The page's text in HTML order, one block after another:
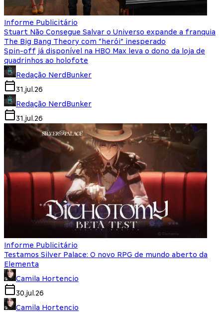
Informe Publicitário
Stuart Não Consegue Salvar o Universo expande a franquia
The Big Bang Theory com “herói” inesperado
Spin-off já disponível na HBO Max leva o dono da loja de
quadrinhos ao holofote
Redação NerdBunker
31.jul.26
Redação NerdBunker
31.jul.26
Informe Publicitário
Testamos Silver Palace: O novo RPG de mundo aberto da
Elementa
Camila Hortencio
30.jul.26
Camila Hortencio